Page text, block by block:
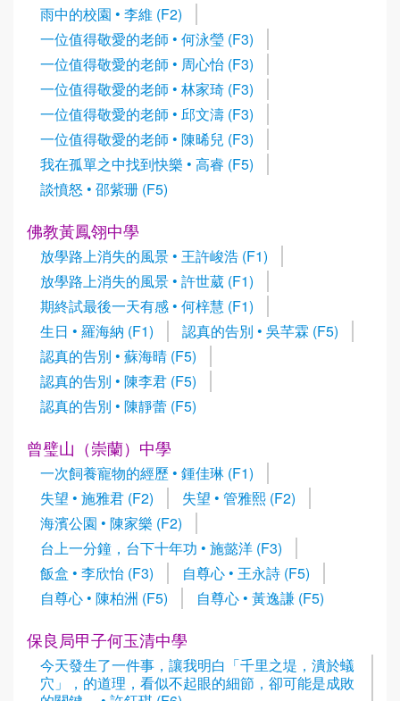
雨中的校園 • 李維 (F2)
一位值得敬愛的老師 • 何泳瑩 (F3)
一位值得敬愛的老師 • 周心怡 (F3)
一位值得敬愛的老師 • 林家琦 (F3)
一位值得敬愛的老師 • 邱文濤 (F3)
一位值得敬愛的老師 • 陳晞兒 (F3)
我在孤單之中找到快樂 • 高睿 (F5)
談憤怒 • 邵紫珊 (F5)
佛教黃鳳翎中學
放學路上消失的風景 • 王許峻浩 (F1)
放學路上消失的風景 • 許世葳 (F1)
期終試最後一天有感 • 何梓慧 (F1)
生日 • 羅海納 (F1)
認真的告別 • 吳芊霖 (F5)
認真的告別 • 蘇海晴 (F5)
認真的告別 • 陳李君 (F5)
認真的告別 • 陳靜蕾 (F5)
曾璧山（崇蘭）中學
一次飼養寵物的經歷 • 鍾佳琳 (F1)
失望 • 施雅君 (F2)
失望 • 管雅熙 (F2)
海濱公園 • 陳家樂 (F2)
台上一分鐘，台下十年功 • 施懿洋 (F3)
飯盒 • 李欣怡 (F3)
自尊心 • 王永詩 (F5)
自尊心 • 陳柏洲 (F5)
自尊心 • 黃逸謙 (F5)
保良局甲子何玉清中學
今天發生了一件事，讓我明白「千里之堤，潰於蟻
穴」，的道理，看似不起眼的細節，卻可能是成敗